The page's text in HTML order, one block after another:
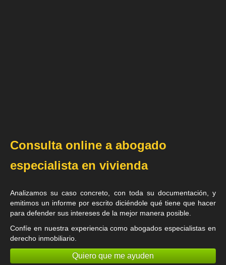
Consulta online a abogado
especialista en vivienda
Analizamos su caso concreto, con toda su documentación, y
emitimos un informe por escrito diciéndole qué tiene que hacer
para defender sus intereses de la mejor manera posible.
Confíe en nuestra experiencia comoabogados especialistas en
derecho inmobiliario
Quiero que me ayuden